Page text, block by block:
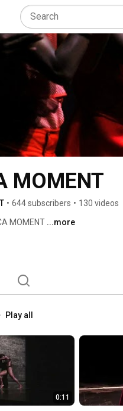
MOMENT
• 644 subscribers • 130 videos
MOMENT ...more
Play all
0:11